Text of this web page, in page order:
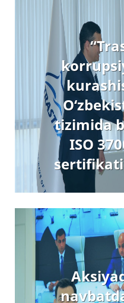
tizimida
ISO